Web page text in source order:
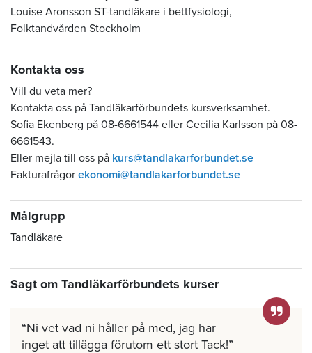
Louise Aronsson ST-tandläkare i bettfysiologi,
Folktandvården Stockholm
Kontakta oss
Vill du veta mer?
Kontakta oss på Tandläkarförbundets kursverksamhet.
Sofia Ekenberg på 08-6661544 eller Cecilia Karlsson på 08-
6661543.
Eller mejla till oss på kurs@tandlakarforbundet.se
Fakturafrågor ekonomi@tandlakarforbundet.se
Målgrupp
Tandläkare
Sagt om Tandläkarförbundets kurser
Ni vet vad ni håller på med, jag har
inget att tillägga förutom ett stort Tack!